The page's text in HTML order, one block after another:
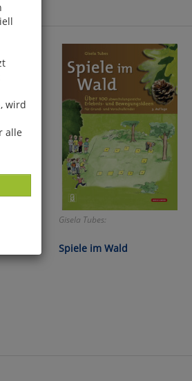
Gisela Tubes:
Spiele im Wald
wird
alle